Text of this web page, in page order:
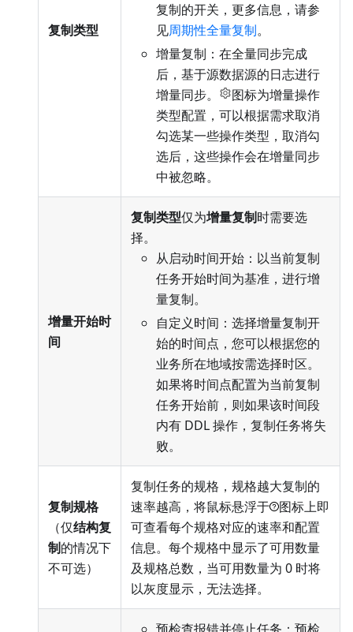
复制类型
复制的开关，更多信息，请参
见周期性全量复制。
增量复制：在全量同步完成
后，基于源数据源的日志进行
增量同步。
图标为增量操作
类型配置，可以根据需求取消
勾选某一些操作类型，取消勾
选后，这些操作会在增量同步
中被忽略。
增量开始时
间
复制类型仅为增量复制时需要选
择。
从启动时间开始：以当前复制
任务开始时间为基准，进行增
量复制。
自定义时间：选择增量复制开
始的时间点，您可以根据您的
业务所在地域按需选择时区。
如果将时间点配置为当前复制
任务开始前，则如果该时间段
内有 DDL 操作，复制任务将失
败。
复制规格
（仅结构复
制的情况下
不可选）
复制任务的规格，规格越大复制的
速率越高，将鼠标悬浮于 图标上即
可查看每个规格对应的速率和配置
信息。每个规格中显示了可用数量
及规格总数，当可用数量为 0 时将
以灰度显示，无法选择。